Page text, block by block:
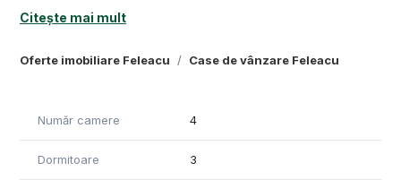
Oferte imobiliare Feleacu Case de vânzare Feleacu
contemporană, cu linii curate, fațadă în tonuri închise și o
arhitectură modernă.
oferind spații generoase atât la interior, cât și la exterior
familia și prietenii.
-Suprafață utilă: 216 mp + terasă 28 mp | 2 locuri de parcare
Citește mai mult
Număr camere 4
Dormitoare 3